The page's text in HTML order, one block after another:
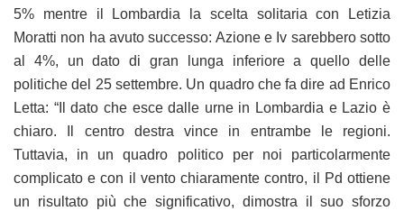
5% mentre il Lombardia la scelta solitaria con Letizia
Moratti non ha avuto successo: Azione e Iv sarebbero sotto
al 4%, un dato di gran lunga inferiore a quello delle
politiche del 25 settembre. Un quadro che fa dire ad Enrico
Letta: “Il dato che esce dalle urne in Lombardia e Lazio è
chiaro. Il centro destra vince in entrambe le regioni.
Tuttavia, in un quadro politico per noi particolarmente
complicato e con il vento chiaramente contro, il Pd ottiene
un risultato più che significativo, dimostra il suo sforzo